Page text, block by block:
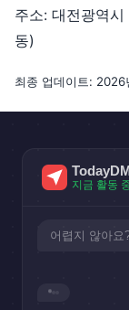
주소: 대전광역
동)
최종 업데이트: 2026
지금 활동
어렵지 않아요